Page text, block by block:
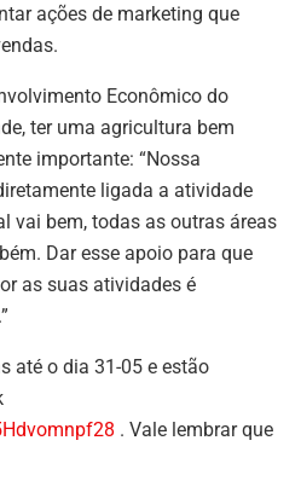
ações de marketing que
Econômico do
ter uma agricultura bem
importante: “Nossa
ligada a atividade
vai bem, todas as outras áreas
Dar esse apoio para que
as suas atividades é
até o dia 31-05 e estão
. Vale lembrar que